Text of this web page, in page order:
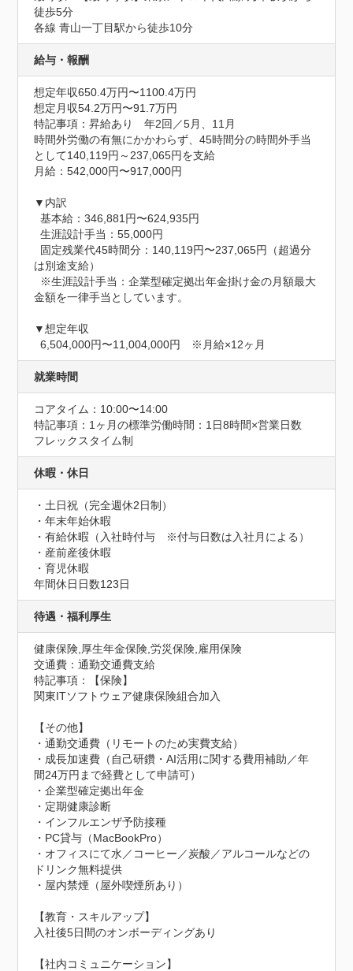
徒歩5分
各線 青山一丁目駅から徒歩10分
給与・報酬
想定年収650.4万円〜1100.4万円
想定月収54.2万円〜91.7万円
特記事項：昇給あり　年2回／5月、11月
時間外労働の有無にかかわらず、45時間分の時間外手当
として140,119円～237,065円を支給
月給：542,000円〜917,000円
▼内訳
  基本給：346,881円〜624,935円
  生涯設計手当：55,000円
は別途支給）
金額を一律手当としています。
▼想定年収
  6,504,000円〜11,004,000円　※月給×12ヶ月
就業時間
コアタイム：10:00〜14:00
特記事項：1ヶ月の標準労働時間：1日8時間×営業日数
フレックスタイム制
休暇・休日
・土日祝（完全週休2日制）
・年末年始休暇
・有給休暇（入社時付与　※付与日数は入社月による）
・産前産後休暇
・育児休暇
年間休日日数123日
待遇・福利厚生
健康保険,厚生年金保険,労災保険,雇用保険
交通費：通勤交通費支給
特記事項：【保険】
関東ITソフトウェア健康保険組合加入
【その他】
・通勤交通費（リモートのため実費支給）
・成長加速費（自己研鑽・AI活用に関する費用補助／年
間24万円まで経費として申請可）
・企業型確定拠出年金
・定期健康診断
・インフルエンザ予防接種
・PC貸与（MacBookPro）
・オフィスにて水／コーヒー／炭酸／アルコールなどの
ドリンク無料提供
・屋内禁煙（屋外喫煙所あり）
【教育・スキルアップ】
入社後5日間のオンボーディングあり
【社内コミュニケーション】